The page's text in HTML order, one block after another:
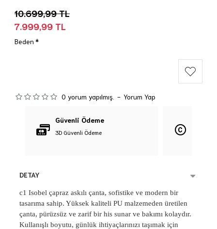
0 yorum yapılmış. - Yorum Yap
7.999,99 TL
10.699,99 TL
Beden
Güvenli Ödeme
3D Güvenli Ödeme
DETAY
c1 Isobel çapraz askılı çanta, sofistike ve modern bir
tasarıma sahip. Yüksek kaliteli PU malzemeden üretilen
çanta, pürüzsüz ve zarif bir his sunar ve bakımı kolaydır.
Kullanışlı boyutu, günlük ihtiyaçlarınızı taşımak için